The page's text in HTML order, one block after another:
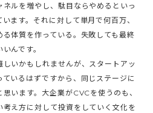
ルを増やし、駄目ならやめるといっ
ます。それに対して単月で何百万、
体質を作っている。失敗しても最終
んです。
いかもしれませんが、スタートアッ
いるはずですから、同じステージに
います。大企業がCVCを使うのも、
え方に対して投資をしていく文化を